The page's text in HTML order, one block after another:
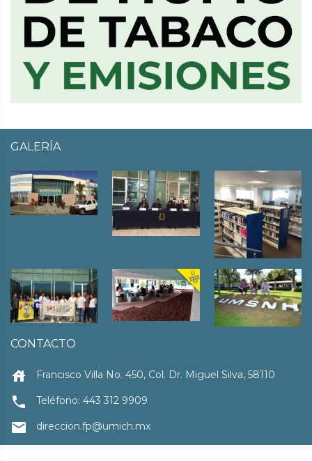
GALERÍA
CONTACTO
house Francisco Villa No. 450, Col. Dr. Miguel Silva, 58110
local_phone Teléfono: 443 312 9909
email direccion.fp@umich.mx